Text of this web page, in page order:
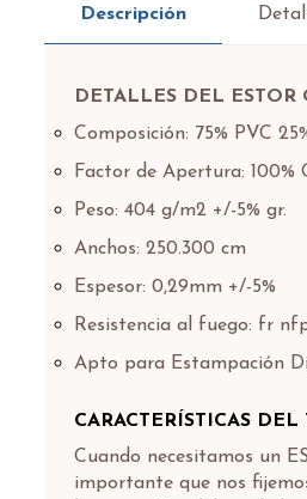
Descripción
DETALLES DEL ESTOR
Composición: 75% PVC
Factor de Apertura: 100%
Peso: 404 g/m2 +/-5% gr.
Anchos: 250.300 cm
Espesor: 0,29mm +/-5%
Resistencia al fuego: fr
Apto para Estampación
CARACTERÍSTICAS DEL
Cuando necesitamos un
importante que nos